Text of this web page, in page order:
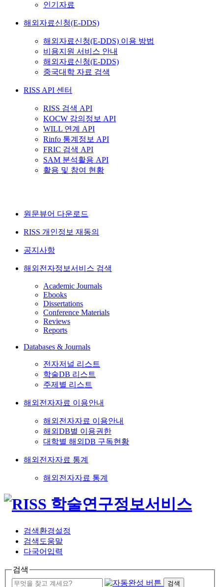
인기자료
해외자료신청(E-DDS)
해외자료신청(E-DDS) 이용 방법
비용지원 서비스 안내
해외자료신청(E-DDS)
중국대학 자료 검색
RISS API 센터
RISS 검색 API
KOCW 강의정보 API
WILL 연계 API
Rinfo 통계정보 API
FRIC 검색 API
SAM 분석활용 API
활용 및 참여 현황
원문뷰어 다운로드
RISS 개인정보 재동의
공지사항
해외전자정보서비스 검색
Academic Journals
Ebooks
Dissertations
Conference Materials
Reviews
Reports
Databases & Journals
전자저널 리스트
학술DB 리스트
주제별 리스트
해외전자자료 이용안내
해외전자자료 이용안내
해외DB별 이용권한
대학별 해외DB 구독현황
해외전자자료 통계
해외전자자료 통계
검색환경설정
검색도움말
다국어입력
검색
검색